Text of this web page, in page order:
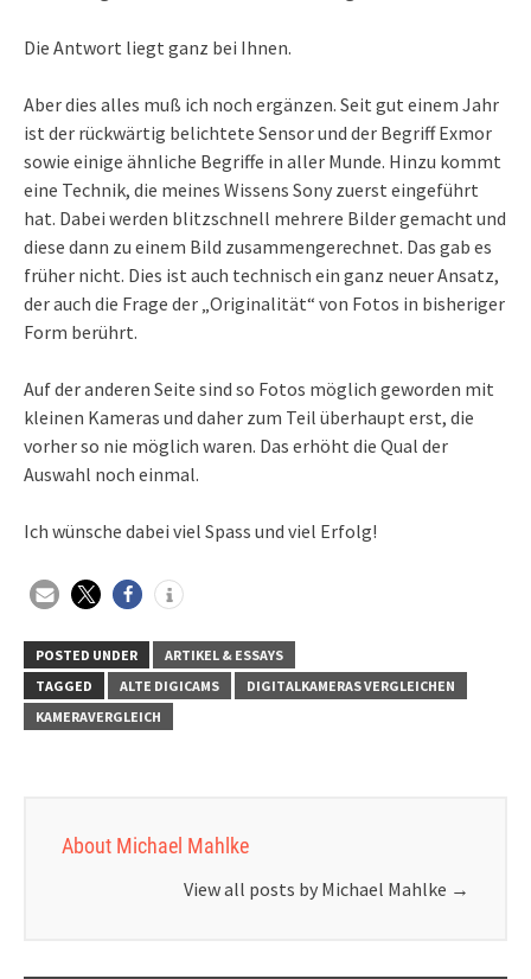
Die Antwort liegt ganz bei Ihnen.
Aber dies alles muß ich noch ergänzen. Seit gut einem Jahr
ist der rückwärtig belichtete Sensor und der Begriff Exmor
sowie einige ähnliche Begriffe in aller Munde. Hinzu kommt
eine Technik, die meines Wissens Sony zuerst eingeführt
hat. Dabei werden blitzschnell mehrere Bilder gemacht und
diese dann zu einem Bild zusammengerechnet. Das gab es
früher nicht. Dies ist auch technisch ein ganz neuer Ansatz,
der auch die Frage der „Originalität“ von Fotos in bisheriger
Form berührt.
Auf der anderen Seite sind so Fotos möglich geworden mit
kleinen Kameras und daher zum Teil überhaupt erst, die
vorher so nie möglich waren. Das erhöht die Qual der
Auswahl noch einmal.
Ich wünsche dabei viel Spass und viel Erfolg!
POSTED UNDER
ARTIKEL & ESSAYS
TAGGED
ALTE DIGICAMS
DIGITALKAMERAS VERGLEICHEN
KAMERAVERGLEICH
About Michael Mahlke
View all posts by Michael Mahlke →